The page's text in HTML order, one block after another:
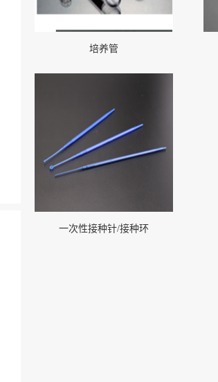
培养管
一次性接种针/接种环